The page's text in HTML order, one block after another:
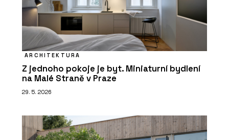
ARCHITEKTURA
Z jednoho pokoje je byt. Miniaturní bydlení
na Malé Straně v Praze
29. 5. 2026